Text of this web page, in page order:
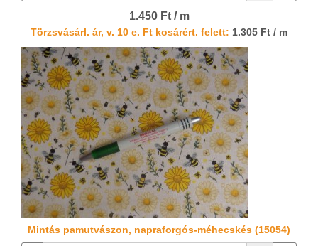
1.450 Ft / m
Törzsvásárl. ár, v. 10 e. Ft kosárért. felett: 1.305 Ft / m
Mintás pamutvászon, napraforgós-méhecskés (15054)